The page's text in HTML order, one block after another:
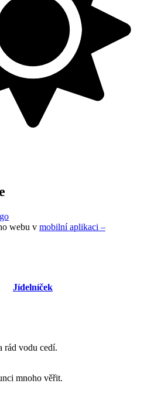
webu v mobilní aplikaci –
Jídelníček
rád vodu cedí.
mnoho věřit.